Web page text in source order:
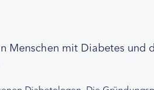
Menschen mit Diabetes und